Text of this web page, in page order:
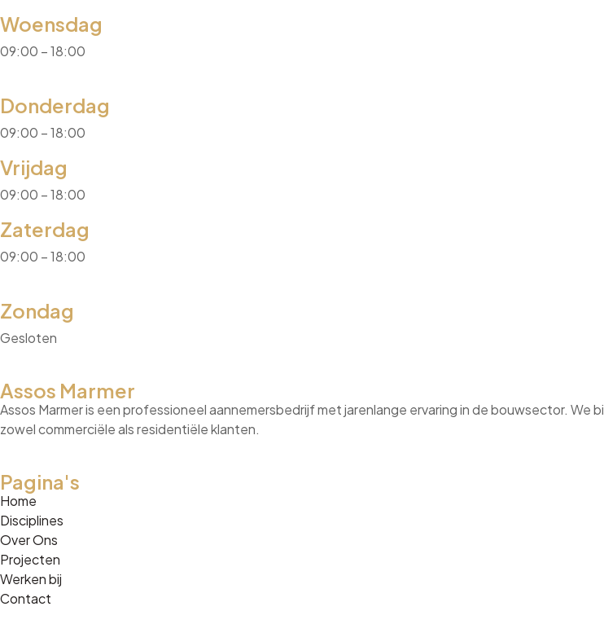
Woensdag
09:00 – 18:00
Donderdag
09:00 – 18:00
Vrijdag
09:00 – 18:00
Zaterdag
09:00 – 18:00
Zondag
Gesloten
Assos Marmer
Assos Marmer is een professioneel aannemersbedrijf met jarenlange ervaring in de bouwsector.
zowel commerciële als residentiële klanten.
Pagina's
Home
Disciplines
Over Ons
Projecten
Werken bij
Contact